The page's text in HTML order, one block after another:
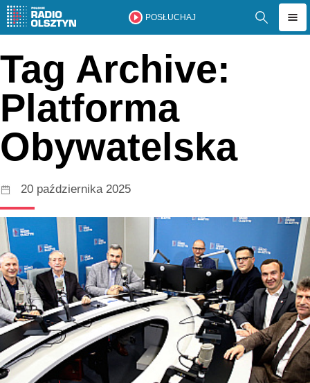
POSŁUCHAJ
Tag Archive:
Platforma
Obywatelska
20 października 2025